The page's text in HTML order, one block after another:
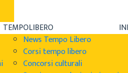
TEMPOLIBERO
News Tempo Libero
Corsi tempo libero
Concorsi culturali